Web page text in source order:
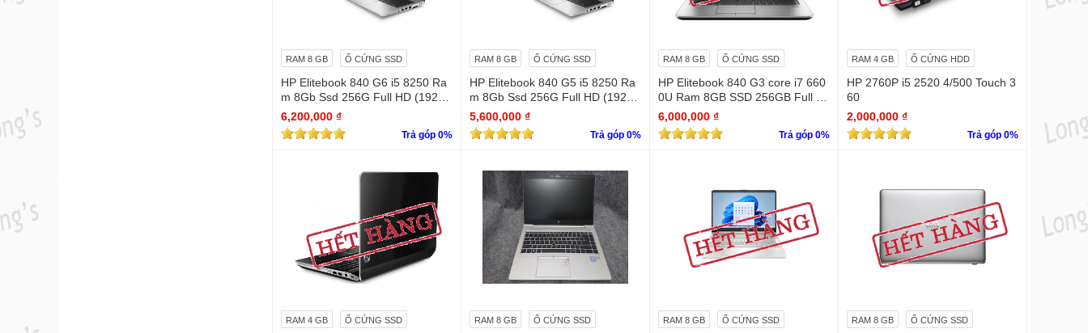
RAM 8 GB Ổ CỨNG SSD
HP Elitebook 840 G6 i5 8250 Ra
m 8Gb Ssd 256G Full HD (1920
x 1080)
6,200,000 ₫
Trả góp 0%
RAM 8 GB Ổ CỨNG SSD
HP Elitebook 840 G5 i5 8250 Ra
m 8Gb Ssd 256G Full HD (1920
x 1080)
5,600,000 ₫
Trả góp 0%
RAM 8 GB Ổ CỨNG SSD
HP Elitebook 840 G3 core i7 660
0U Ram 8GB SSD 256GB Full H
D Touchscreen
6,000,000 ₫
Trả góp 0%
RAM 4 GB Ổ CỨNG HDD
HP 2760P i5 2520 4/500 Touch 3
60
2,000,000 ₫
Trả góp 0%
RAM 4 GB Ổ CỨNG SSD RAM 8 GB Ổ CỨNG SSD RAM 8 GB Ổ CỨNG SSD RAM 8 GB Ổ CỨNG SSD